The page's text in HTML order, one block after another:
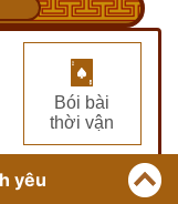
Bói bài
thời vận
yêu